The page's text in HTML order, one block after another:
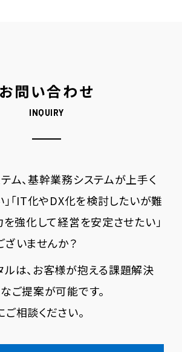
お問い合わせ
INQUIRY
ム、基幹業務システムが上手く
「IT化やDX化を検討したいが難
を強化して経営を安定させたい」
いませんか？
ルは、お客様が抱える課題解決
ご提案が可能です。
相談ください。